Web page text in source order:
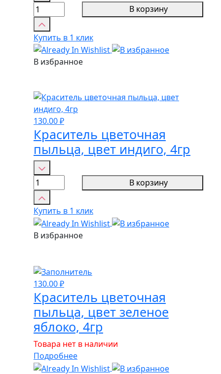
товара
Краситель
пыльца,
цвет
василек,
В корзину
Купить в 1 клик
В избранное
130.00₽
Краситель цветочная
пыльца, цвет индиго, 4гр
товара
Краситель
пыльца,
цвет
индиго,
В корзину
Купить в 1 клик
В избранное
130.00₽
Краситель цветочная
пыльца, цвет зеленое
яблоко, 4гр
Товара нет в наличии
Подробнее